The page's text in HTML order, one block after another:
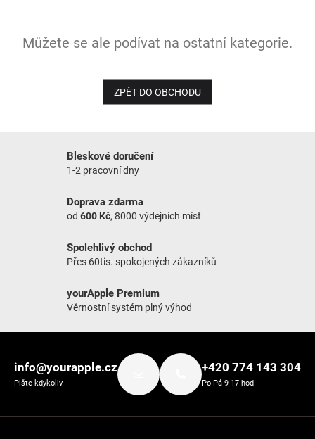
Můžete se ale podívat na ostatní kategorie.
ZPĚT DO OBCHODU
Bleskové doručení
1-2 pracovní dny
Doprava zdarma
od 600 Kč, 8000 výdejních míst
Spolehlivý obchod
Přes 60tis. spokojených zákazníků
yourApple Premium
Věrnostní systém plný výhod
info@yourapple.cz
Pište kdykoliv
+420 774 143 304
Po-Pá 9-17 hod